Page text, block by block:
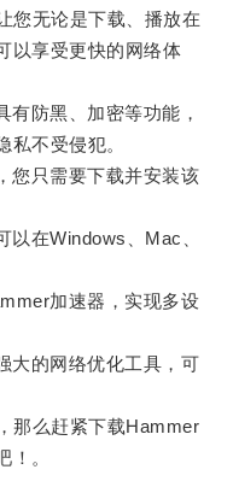
无论是下载、播放在
以享受更快的网络体
防黑、加密等功能，
私不受侵犯。
只需要下载并安装该
在Windows、Mac、
加速器，实现多设
的网络优化工具，可
么赶紧下载Hammer
！。